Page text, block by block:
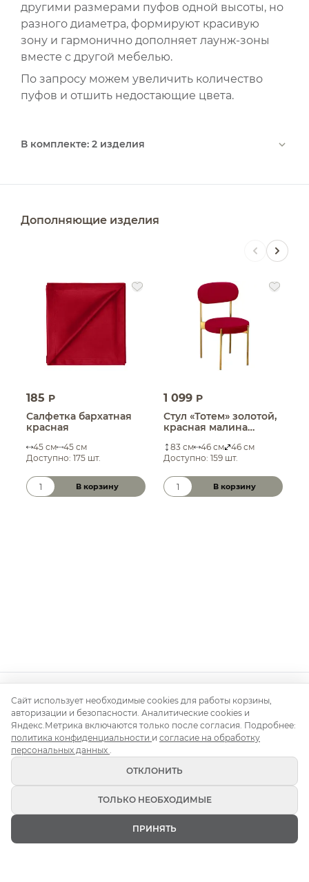
другими размерами пуфов одной высоты, но
разного диаметра, формируют красивую
зону и гармонично дополняет лаунж-зоны
вместе с другой мебелью.
По запросу можем увеличить количество
пуфов и отшить недостающие цвета.
В комплекте: 2 изделия
Дополняющие изделия
185 P
Салфетка бархатная
красная
45 см
45 см
Доступно: 175 шт.
Количество товара
В корзину
1 099 P
Стул «Тотем» золотой,
красная малина
83 см 46 см
46 см
Доступно: 159 шт.
Количество товара
В корзину
Контакты О насДоставка и монтажПравила аренды
Аренда для корпоратива
Аренда на день рождения Блог
Политика конфиденциальности
Публичная оферта
Сайт использует необходимые cookies для работы корзины,
авторизации и безопасности. Аналитические cookies и
Яндекс.Метрика включаются только после согласия. Подробнее:
политика конфиденциальности и согласие на обработку
персональных данных .
ОТКЛОНИТЬ
ТОЛЬКО НЕОБХОДИМЫЕ
ПРИНЯТЬ